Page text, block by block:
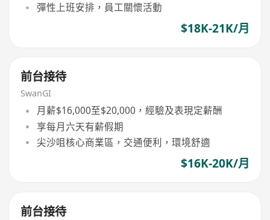
彈性上班安排，員工關懷活動
$18K-21K/月
前台接待
SwanGI
月薪$16,000至$20,000，經驗及表現定薪酬
享每月六天有薪假期
尖沙咀核心商業區，交通便利，環境舒適
$16K-20K/月
前台接待